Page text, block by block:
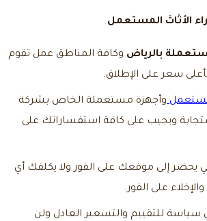
بالرياض وكافة المناطق عمل تقوم
سعر على الإطلاق.
وأجهزة مستعملة الخاص بشركة
ويجيب على كافة استفساراتك على
يحضر إلى موقعك على الفور ولا يكلفك أي
على الفور.
سياسة للتقييم والتسعير العادل ولن